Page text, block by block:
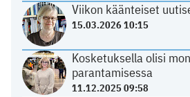
Viikon käänteiset
15.03.2026 10:15
Kosketuksella olisi
parantamisessa
11.12.2025 09:58